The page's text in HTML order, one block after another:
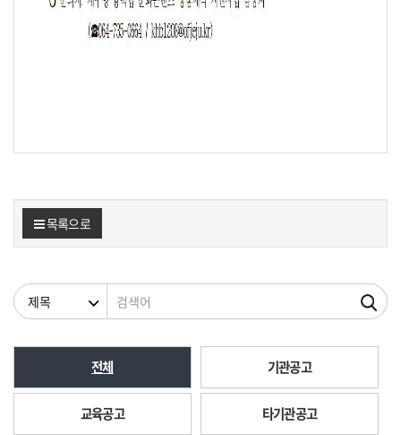
목록으로
검색조건 검색어
전체 기관공고
교육공고 타기관공고